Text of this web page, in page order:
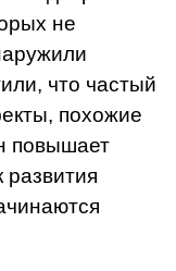
не
что частый
похожие
повышает
развития